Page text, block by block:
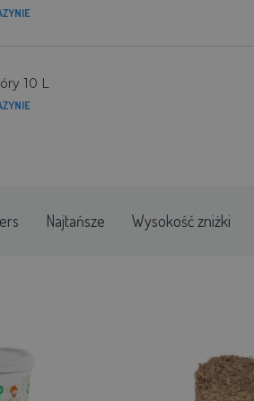
10 L
Najtańsze Wysokość zniżki